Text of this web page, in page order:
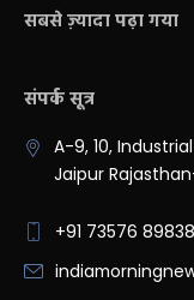
सबसे ज़्यादा पढ़ा गया
संपर्क सूत्र
A-9, 10,
Jaipur
+91 73576 89838